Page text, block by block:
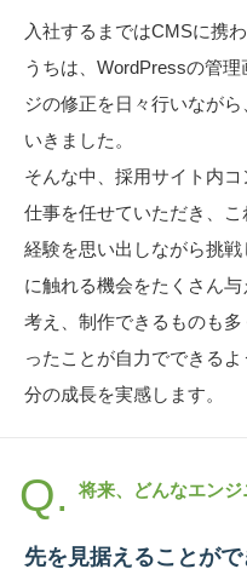
入社するまではCMSに携
うちは、WordPressの管
ジの修正を日々行いなが
いきました。
そんな中、採用サイト内
仕事を任せていただき、
経験を思い出しながら挑
に触れる機会をたくさん
考え、制作できるものも
ったことが自力でできる
分の成長を実感します。
将来、どんなエン
先を見据えることが